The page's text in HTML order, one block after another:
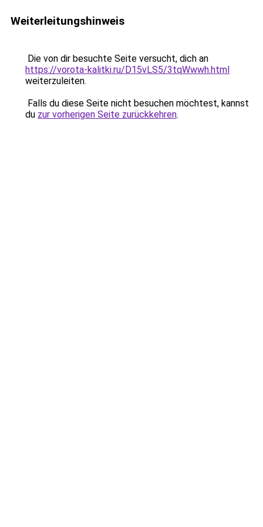
Weiterleitungshinweis
Die von dir besuchte Seite versucht, dich an
https://vorota-kalitki.ru/D15vLS5/3tqWwwh.html
weiterzuleiten.
Falls du diese Seite nicht besuchen möchtest, kannst
du zur vorherigen Seite zurückkehren.